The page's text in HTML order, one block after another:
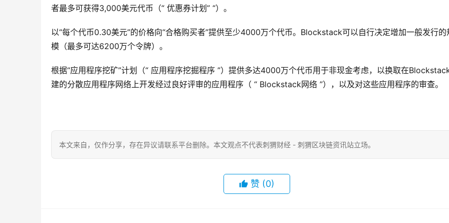
者最多可获得3,000美元代币（“ 优惠券计划” “）。
以“每个代币0.30美元”的价格向“合格购买者”提供至少4000万个代币。Blockstack可以自行决定增加一般发行的
模（最多可达6200万个令牌）。
根据“应用程序挖矿”计划（“ 应用程序挖掘程序 ”）提供多达4000万个代币用于非现金考虑，以换取在
建的分散应用程序网络上开发经过良好评审的应用程序（ “ Blockstack网络 ”），以及对这些应用程序的审查。
本文来自 ，仅作分享，存在异议请联系平台删除。本文观点不代表刺猬财经 - 刺猬区块链资讯站立场。
赞 (0)